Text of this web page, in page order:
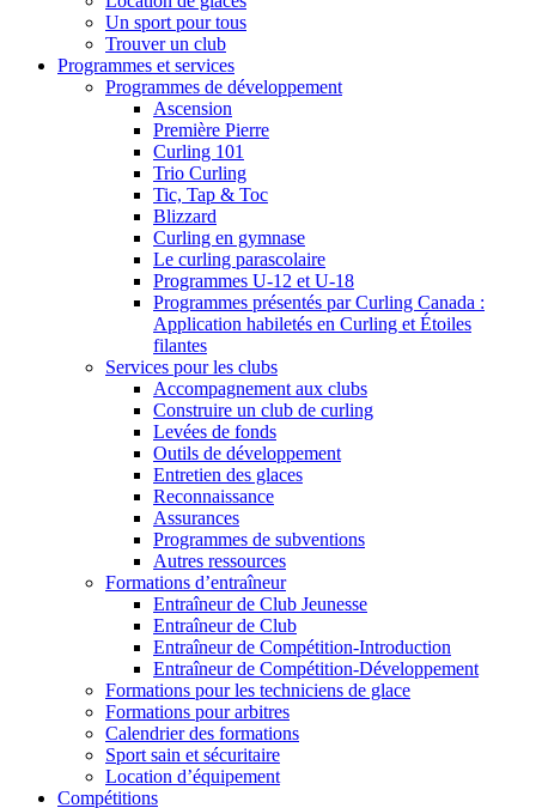
Un sport pour tous
Trouver un club
Programmes et services
Programmes de développement
Ascension
Première Pierre
Curling 101
Trio Curling
Tic, Tap & Toc
Blizzard
Curling en gymnase
Le curling parascolaire
Programmes U-12 et U-18
Programmes présentés par Curling Canada :
Application habiletés en Curling et Étoiles
filantes
Services pour les clubs
Accompagnement aux clubs
Construire un club de curling
Levées de fonds
Outils de développement
Entretien des glaces
Reconnaissance
Assurances
Programmes de subventions
Autres ressources
Formations d’entraîneur
Entraîneur de Club Jeunesse
Entraîneur de Club
Entraîneur de Compétition-Introduction
Entraîneur de Compétition-Développement
Formations pour les techniciens de glace
Formations pour arbitres
Calendrier des formations
Sport sain et sécuritaire
Location d’équipement
Compétitions